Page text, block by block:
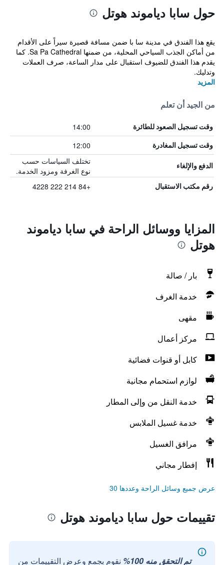
حول سابا دياموند هوتل
يقع هذا الفندق في مدينة سا با ضمن مسافة قصيرة سيراً على الأقدام
من أماكن الجذب السياحي المحلية، من ضمنها Sa Pa Cathedral. كما
يقدم هذا الفندق للضيوف استقبال على مدار الساعة، صرف العملات
وتدليك.
المزيد
من الجيد أن تعلم
وقت تسجيل الصعود للطائرة 14:00
وقت تسجيل المغادرة 12:00
الدفع والإلغاء
تختلف السياسات حسب
نوع الغرفة ومزود الخدمة.
رقم مكتب الاستقبال +84 214 222 4228
المزايا ووسائل الراحة في سابا دياموند
هوتل
بار / صالة
خدمة الغرف
مقهى
مركز أعمال
كابل أو قنوات فضائية
لوازم استحمام مجانية
خدمة النقل من وإلى المطار
خدمة غسيل الملابس
مرافق الغسيل
إفطار مجاني
عرض جميع وسائل الراحة وعددها 30
تقييمات حول سابا دياموند هوتل
تم التحقق منه 100% نقوم بجمع وعرض التقييمات من